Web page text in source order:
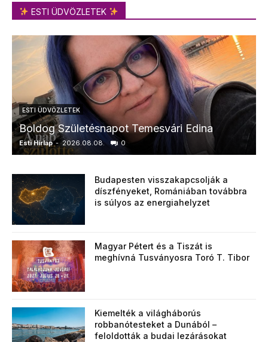
ESTI ÜDVÖZLETEK
ESTI ÜDVÖZLETEK
Boldog Születésnapot Temesvári Edina
Esti Hírlap - 2026.08.08. 0
Budapesten visszakapcsolják a
díszfényeket, Romániában továbbra
is súlyos az energiahelyzet
Magyar Pétert és a Tiszát is
meghívná Tusványosra Toró T. Tibor
Kiemelték a világháborús
robbanótesteket a Dunából –
feloldották a budai lezárásokat